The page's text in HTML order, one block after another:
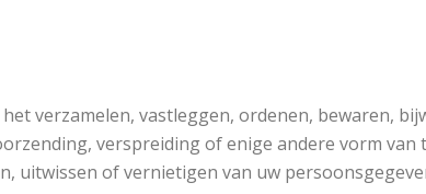
verzamelen, vastleggen, ordenen, bewaren,
verspreiding of enige andere vorm
uitwissen of vernietigen van uw